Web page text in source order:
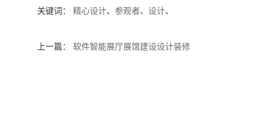
关键词： 精心设计、 参观者、 设计、
上一篇： 软件智能展厅展馆建设设计装修